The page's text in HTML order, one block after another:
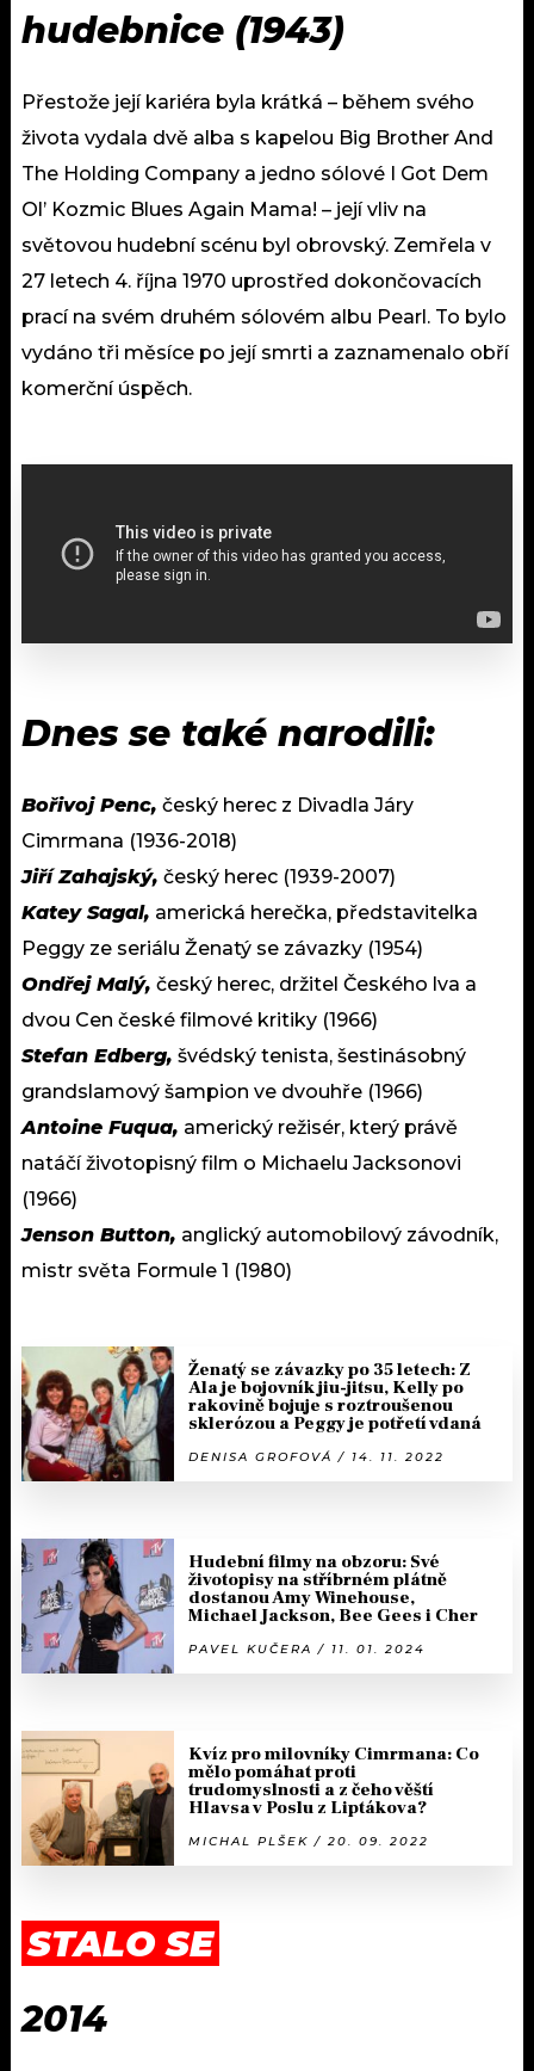
hudebnice (1943)
Přestože její kariéra byla krátká – během svého
života vydala dvě alba s kapelou Big Brother And
The Holding Company a jedno sólové I Got Dem
Ol’ Kozmic Blues Again Mama! – její vliv na
světovou hudební scénu byl obrovský. Zemřela v
27 letech 4. října 1970 uprostřed dokončovacích
prací na svém druhém sólovém albu Pearl. To bylo
vydáno tři měsíce po její smrti a zaznamenalo obří
komerční úspěch.
Dnes se také narodili:
Bořivoj Penc, český herec z Divadla Járy
Cimrmana (1936-2018)
Jiří Zahajský, český herec (1939-2007)
Katey Sagal, americká herečka, představitelka
Peggy ze seriálu Ženatý se závazky (1954)
Ondřej Malý, český herec, držitel Českého lva a
dvou Cen české filmové kritiky (1966)
Stefan Edberg, švédský tenista, šestinásobný
grandslamový šampion ve dvouhře (1966)
Antoine Fuqua, americký režisér, který právě
natáčí životopisný film o Michaelu Jacksonovi
(1966)
Jenson Button, anglický automobilový závodník,
mistr světa Formule 1 (1980)
Ženatý se závazky po 35 letech: Z
Ala je bojovník jiu-jitsu, Kelly po
rakovině bojuje s roztroušenou
sklerózou a Peggy je potřetí vdaná
DENISA GROFOVÁ / 14. 11. 2022
Hudební filmy na obzoru: Své
životopisy na stříbrném plátně
dostanou Amy Winehouse,
Michael Jackson, Bee Gees i Cher
PAVEL KUČERA / 11. 01. 2024
Kvíz pro milovníky Cimrmana: Co
mělo pomáhat proti
trudomyslnosti a z čeho věští
Hlavsa v Poslu z Liptákova?
MICHAL PLŠEK / 20. 09. 2022
STALO SE
2014